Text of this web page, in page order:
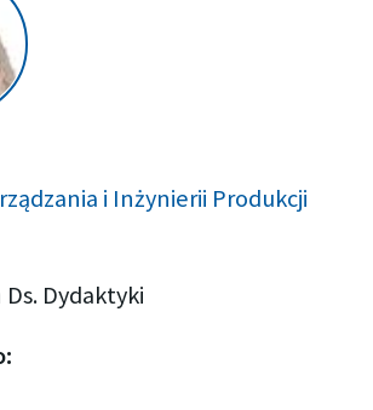
i Inżynierii Produkcji
Dydaktyki